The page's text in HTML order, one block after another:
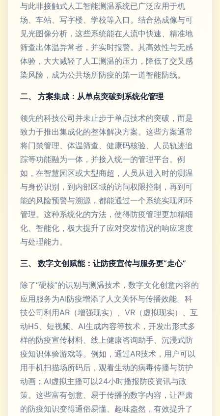
与此非接触式人工智能测温系统已广泛应用于机
场、车站、写字楼、学校等入口。结合热成像与可
见光图像分析，这些系统能在人流中快速、精准地
筛查出体温异常者，并实时报警。其高效性与无感
体验，大大减轻了人工测温的压力，降低了交叉感
染风险，成为公共场所防疫的第一道智能防线。
二、 方案集成：从单点突破到系统化管理
领先的科技公司并未止步于单点技术的突破，而是
致力于推出集成化的整体解决方案。这些方案通常
将门禁管理、体温筛查、健康码核验、人员轨迹追
踪等功能融为一体，并接入统一的管理平台。例
如，在智慧园区或大型商超，人员从进入时的测温
与身份识别，到内部区域的访问权限控制，再到可
能的风险预警与溯源，都能通过一个系统实现闭环
管理。这种系统化的方法，使得防疫管理更加精细
化、智能化，极大提升了应对突发情况的响应速度
与处理能力。
三、 数字文创赋能：让防疫宣传与服务更“走心”
除了“硬核”的识别与测温技术，数字文化创意内容的
应用服务为AI防疫增添了人文关怀与传播效能。科
技公司利用AR（增强现实）、VR（虚拟现实）、互
动H5、短视频、AI生成内容等技术，开发出形式多
样的防疫宣传材料、线上健康咨询助手、沉浸式防
疫知识体验游戏等。例如，通过AR技术，用户可以
用手机扫描场所码后，观看生动的病毒传播与防护
动画；AI虚拟主播可以24小时播报防疫资讯与政
策。这些富有创意、易于传播的数字内容，让严肃
的防疫知识变得通俗易懂、趣味盎然，有效提升了